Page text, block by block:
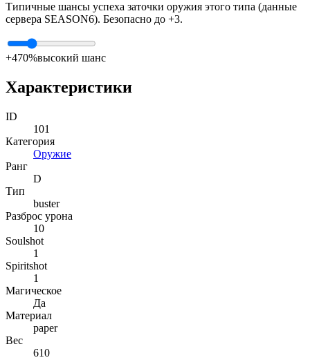
Типичные шансы успеха заточки оружия этого типа (данные
сервера SEASON6). Безопасно до +3.
+470%высокий шанс
Характеристики
ID
101
Категория
Оружие
Ранг
D
Тип
buster
Разброс урона
10
Soulshot
1
Spiritshot
1
Магическое
Да
Материал
paper
Вес
610